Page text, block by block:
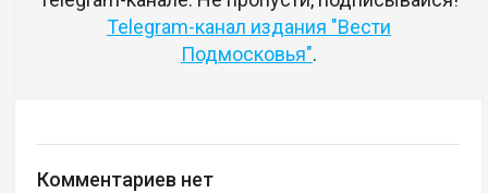
Telegram-канал издания "Вести
Подмосковья".
Комментариев нет